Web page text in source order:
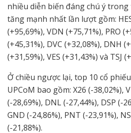
nhiều diễn biến đáng chú ý
tăng mạnh nhất lần lượt gồm:
(+95,69%), VDN (+75,71%), PRO
(+45,31%), DVC (+32,08%), DNH
(+31,59%), VES (+31,43%) và TSJ
Ở chiều ngược lại, top 10 cổ
UPCoM bao gồm: X26 (-38,02%),
(-28,69%), DNL (-27,44%), DSP (-
GND (-24,86%), PNT (-23,91%),
(-21,88%).